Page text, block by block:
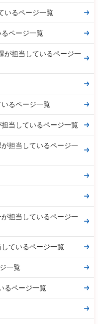
いるページ一覧
ページ一覧
が担当しているページ一
るページ一覧
当しているページ一覧
担当しているページ一
担当しているページ一
ているページ一覧
一覧
るページ一覧